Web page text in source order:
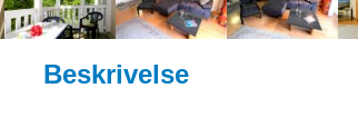
Beskrivelse